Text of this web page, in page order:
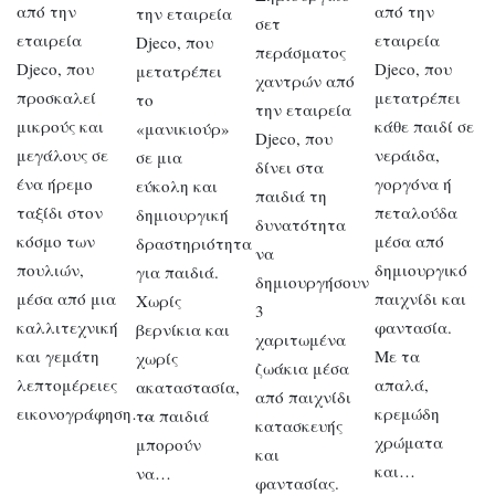
από την
εταιρεία
Djeco, που
προσκαλεί
μικρούς και
μεγάλους σε
ένα ήρεμο
ταξίδι στον
κόσμο των
πουλιών,
μέσα από μια
καλλιτεχνική
και γεμάτη
λεπτομέρειες
εικονογράφηση….
την εταιρεία
Djeco, που
μετατρέπει
το
«μανικιούρ»
σε μια
εύκολη και
δημιουργική
δραστηριότητα
για παιδιά.
Χωρίς
βερνίκια και
χωρίς
ακαταστασία,
τα παιδιά
μπορούν
να…
σετ
περάσματος
χαντρών από
την εταιρεία
Djeco, που
δίνει στα
παιδιά τη
δυνατότητα
να
δημιουργήσουν
3
χαριτωμένα
ζωάκια μέσα
από παιχνίδι
κατασκευής
και
φαντασίας.
από την
εταιρεία
Djeco, που
μετατρέπει
κάθε παιδί σε
νεράιδα,
γοργόνα ή
πεταλούδα
μέσα από
δημιουργικό
παιχνίδι και
φαντασία.
Με τα
απαλά,
κρεμώδη
χρώματα
και…